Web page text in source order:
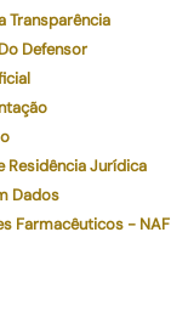
Transparência
Defensor
Residência Jurídica
Dados
Farmacêuticos - NAF